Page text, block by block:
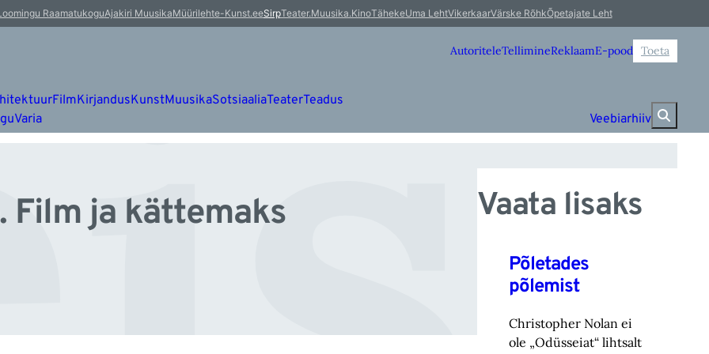
RaamatukoguAjakiri MuusikaMüürilehte-Kunst.eeSirpTeater.Muusika.KinoTähekeUma LehtVikerkaarVärske RõhkÕpetajate Leht
AutoriteleTellimineReklaamE-pood Toeta
FilmKirjandusKunstMuusikaSotsiaaliaTeaterTeadus
Varia Veebiarhiiv
Film ja kättemaks Vaata lisaks
Põletades
põlemist
Christopher Nolan ei
ole „Odüsseiat“ lihtsalt